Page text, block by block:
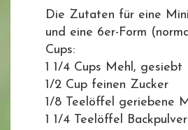
Die Zutaten für eine
und eine 6er-Form
Cups:
1 1/4 Cups Mehl, gesiebt
1/2 Cup feinen Zucker
1/8 Teelöffel geriebene
1 1/4 Teelöffel Backpulver